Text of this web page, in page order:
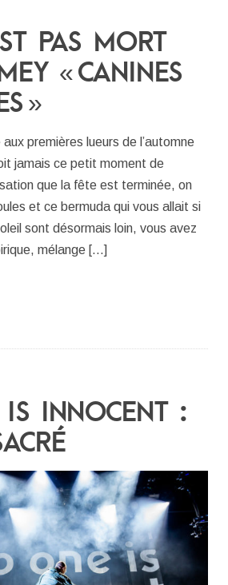
PAS MORT
« CANINES
»
aux premières lueurs de l’automne
jamais ce petit moment de
que la fête est terminée, on
et ce bermuda qui vous allait si
sont désormais loin, vous avez
mélange […]
INNOCENT :